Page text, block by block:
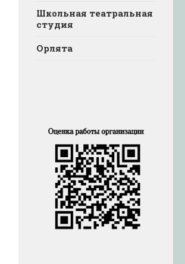
Школьная театральная
студия
Орлята